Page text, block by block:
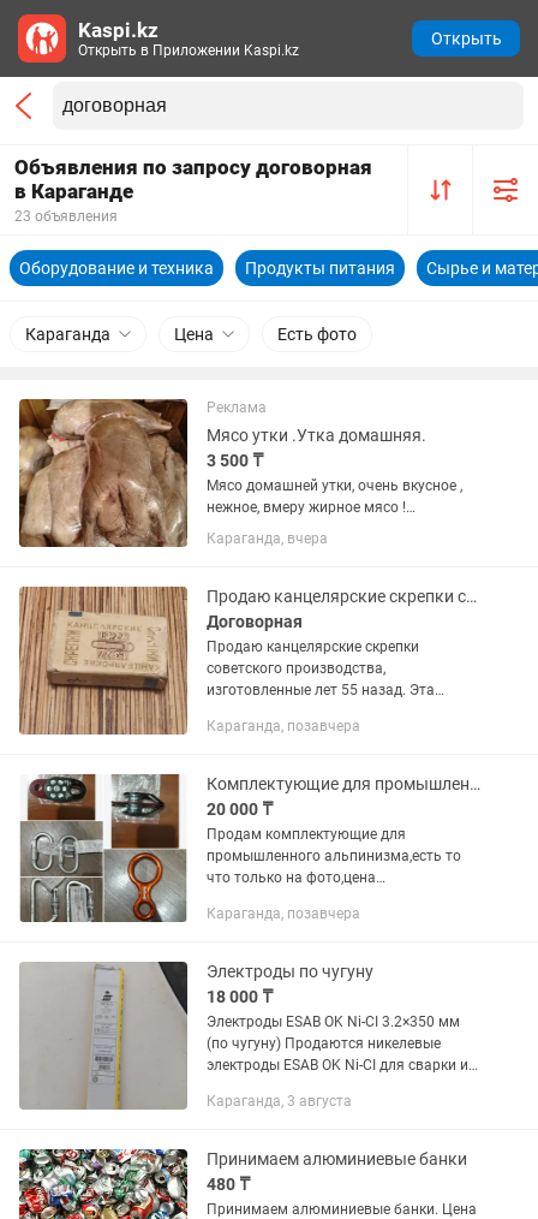
Объявления по запросу договорная
в Караганде
23 объявления
Оборудование и техника Продукты питания Сырье и
Караганда Цена Есть фото
Реклама
Мясо утки .Утка домашняя.
3 500 ₸
Мясо домашней утки, очень вкусное ,
нежное, вмеру жирное мясо !
Собственная небольшая ферма в
черте города!! Есть доставка
Караганда, вчера
Продаю канцелярские скрепки советского производства
Договорная
Продаю канцелярские скрепки
советского производства,
изготовленные лет 55 назад. Эта
интересна коллекционерам. Цена
Караганда, позавчера
Комплектующие для промышленного альпинизма
20 000 ₸
Продам комплектующие для
промышленного альпинизма,есть то
что только на фото,цена
телефону,отпр,в регионы
Караганда, позавчера
Электроды по чугуну
18 000 ₸
Электроды ESAB OK Ni-CI 3.2×350 мм
(по чугуну) Продаются никелевые
электроды ESAB OK Ni-CI для сварки и
Диаметр: 3.2 мм Длина: 350 мм Тип:
Караганда, 3 августа
Принимаем алюминиевые банки
480 ₸
Принимаем алюминиевые банки. Цена
Kaspi.kz
Открыть в Приложении Kaspi.kz
Открыть